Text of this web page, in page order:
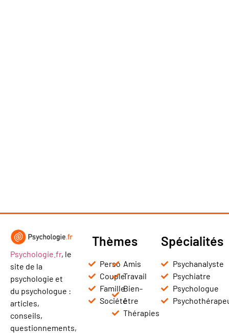
Psychologie.fr, le
site de la
psychologie et
du psychologue :
articles,
conseils,
questionnements,
Thèmes
Perso
Couple
Famille
Société
Amis
Travail
Bien-
être
Thérapies
Spécialités
Psychanalyste
Psychiatre
Psychologue